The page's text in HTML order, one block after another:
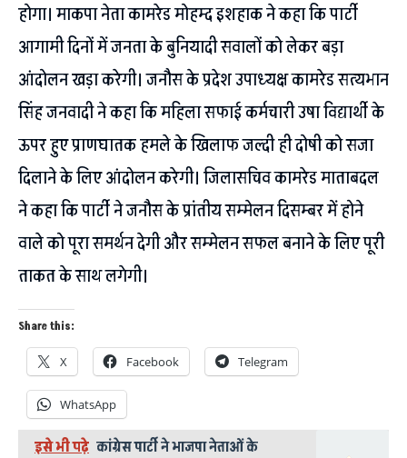
होगा। माकपा नेता कामरेड मोहम्द इशहाक ने कहा कि पार्टी
आगामी दिनों में जनता के बुनियादी सवालों को लेकर बड़ा
आंदोलन खड़ा करेगी। जनौस के प्रदेश उपाध्यक्ष कामरेड सत्यभान
सिंह जनवादी ने कहा कि महिला सफाई कर्मचारी उषा विद्यार्थी के
ऊपर हुए प्राणघातक हमले के खिलाफ जल्दी ही दोषी को सजा
दिलाने के लिए आंदोलन करेगी। जिलासचिव कामरेड माताबदल
ने कहा कि पार्टी ने जनौस के प्रांतीय सम्मेलन दिसम्बर में होने
वाले को पूरा समर्थन देगी और सम्मेलन सफल बनाने के लिए पूरी
ताकत के साथ लगेगी।
Share this:
X Facebook Telegram
WhatsApp
इसे भी पढ़े कांग्रेस पार्टी ने भाजपा नेताओं के